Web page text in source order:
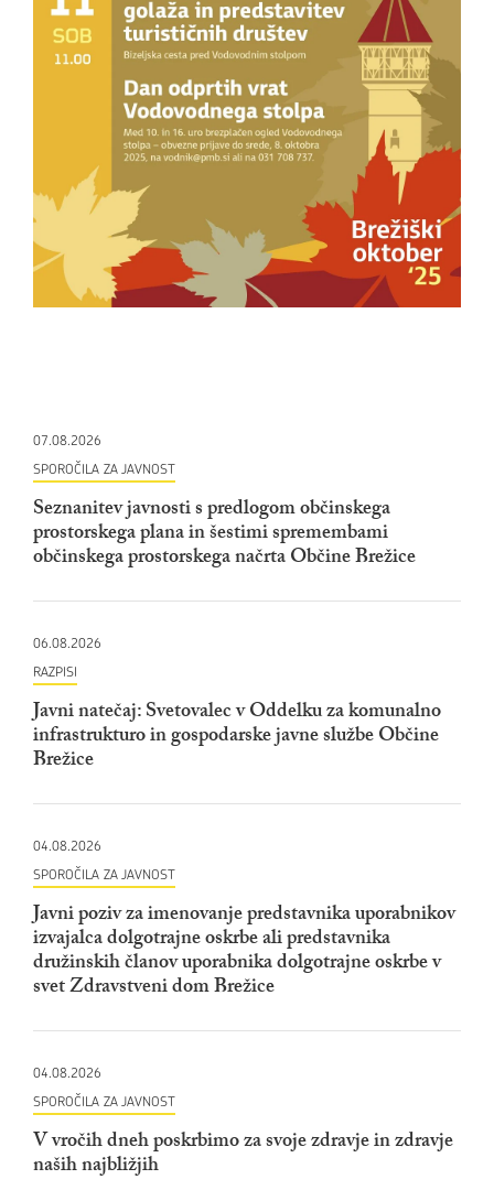
07.08.2026
SPOROČILA ZA JAVNOST
Seznanitev javnosti s predlogom občinskega
prostorskega plana in šestimi spremembami
občinskega prostorskega načrta Občine Brežice
06.08.2026
RAZPISI
Javni natečaj: Svetovalec v Oddelku za komunalno
infrastrukturo in gospodarske javne službe Občine
Brežice
04.08.2026
SPOROČILA ZA JAVNOST
Javni poziv za imenovanje predstavnika uporabnikov
izvajalca dolgotrajne oskrbe ali predstavnika
družinskih članov uporabnika dolgotrajne oskrbe v
svet Zdravstveni dom Brežice
04.08.2026
SPOROČILA ZA JAVNOST
V vročih dneh poskrbimo za svoje zdravje in zdravje
naših najbližjih